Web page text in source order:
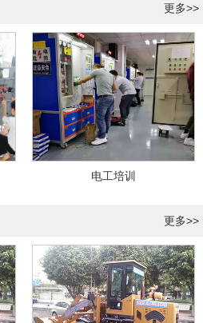
更多>>
电工培训
更多>>